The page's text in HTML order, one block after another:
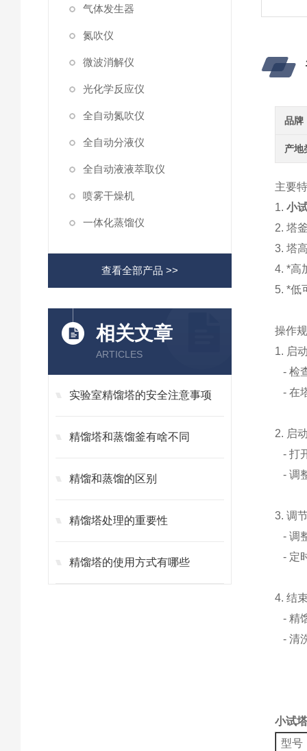
气体发生器
氮吹仪
微波消解仪
光化学反应仪
全自动氮吹仪
全自动分液仪
全自动液液萃取仪
喷雾干燥机
一体化蒸馏仪
查看全部产品 >>
相关文章
ARTICLES
实验室精馏塔的安全注意事项
精馏塔和蒸馏釜有啥不同
精馏和蒸馏的区别
精馏塔处理的重要性
精馏塔的使用方式有哪些
品牌
产地
主要
1.小
2. 塔
3. 塔
4. *高
5. *低
操作
1. 启
- 检
- 在
2. 启
- 打
- 调
3. 调
- 调
- 定
4. 结
- 精
- 清
小试
型号